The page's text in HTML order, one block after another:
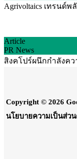
Agrivoltaics เทรนด์
Article
PR News
สิงคโปร์ผนึกกำลังค
Copyright © 2026
นโยบายความเป็นส่ว